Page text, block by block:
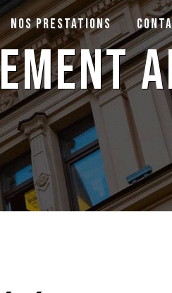
Nos prestations